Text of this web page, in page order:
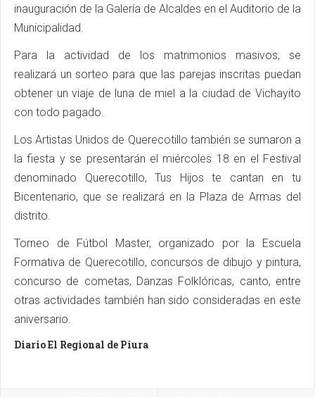
inauguración de la Galería de Alcaldes en el Auditorio de la
Municipalidad.
Para la actividad de los matrimonios masivos, se
realizará un sorteo para que las parejas inscritas puedan
obtener un viaje de luna de miel a la ciudad de Vichayito
con todo pagado.
Los Artistas Unidos de Querecotillo también se sumaron a
la fiesta y se presentarán el miércoles 18 en el Festival
denominado Querecotillo, Tus Hijos te cantan en tu
Bicentenario, que se realizará en la Plaza de Armas del
distrito.
Torneo de Fútbol Master, organizado por la Escuela
Formativa de Querecotillo, concursos de dibujo y pintura,
concurso de cometas, Danzas Folklóricas, canto, entre
otras actividades también han sido consideradas en este
aniversario.
Diario El Regional de Piura